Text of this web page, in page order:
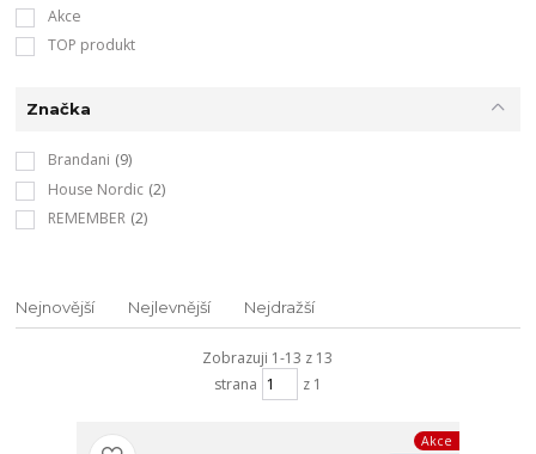
Akce
TOP produkt
Značka
Brandani (9)
House Nordic (2)
REMEMBER (2)
Nejnovější Nejlevnější Nejdražší
Zobrazuji 1-13 z 13
strana
z 1
Akce